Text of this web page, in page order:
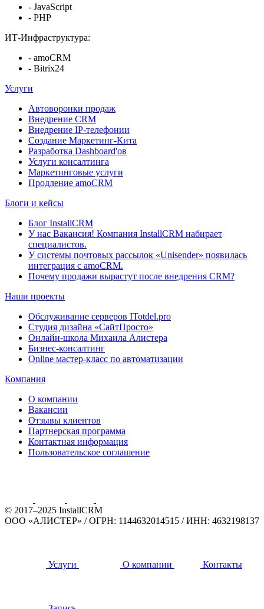
- JavaScript
- PHP
ИТ-Инфраструктура:
- amoCRM
- Bitrix24
Услуги
Автоворонки продаж
Внедрение CRM
Внедрение IP-телефонии
Создание Маркетинг-Кита
Разработка Dashboard'ов
Услуги консалтинга
Маркетинговые услуги
Продление amoCRM
Блоги и кейсы
Блог InstallCRM
У нас Вакансия! Компания InstallCRM набирает
специалистов.
У системы почтовых рассылок «Unisender» появилась
интеграция с amoCRM.
Почему продажи вырастут после внедрения CRM?
Наши проекты
Обслуживание серверов ITotdel.pro
Студия дизайна «СайтПросто»
Онлайн-школа Михаила Алистера
Бизнес-консалтинг
Online мастер-класс по автоматизации
Компания
О компании
Вакансии
Отзывы клиентов
Партнерская программа
Контактная информация
Пользовательское соглашение
© 2017–2025 InstallCRM
ООО «АЛИСТЕР» /ОГРН: 1144632014515 /ИНН: 4632198137
Услуги О компании Контакты